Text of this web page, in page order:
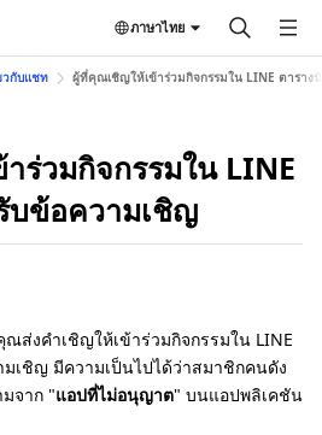
ภาษาไทย
กับแชท ผู้ที่คุณเชิญให้เข้าร่วมกิจกรรมใน LINE ตารา
ร่วมกิจกรรมใน LINE
บข้อความเชิญ
ส่งคำเชิญให้เข้าร่วมกิจกรรมใน LINE
เชิญ มีความเป็นไปได้ว่าสมาชิกคนดัง
จาก "แอปที่ไม่อนุญาต" บนแอปพลิเคชัน